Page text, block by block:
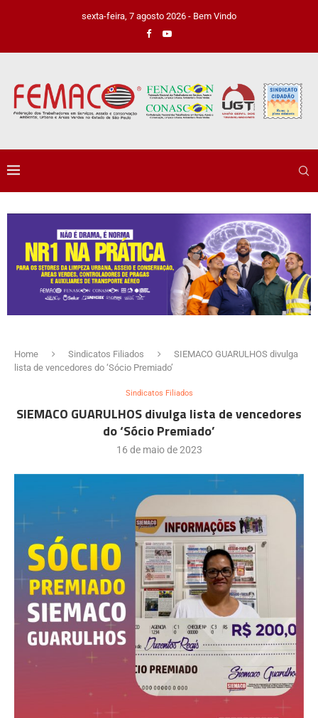
sexta-feira, 7 agosto 2026 - Bem Vindo
Home Sindicatos Filiados
SIEMACO GUARULHOS divulga
lista de vencedores do ‘Sócio Premiado’
Sindicatos Filiados
SIEMACO GUARULHOS divulga lista de vencedores
do ‘Sócio Premiado’
16 de maio de 2023